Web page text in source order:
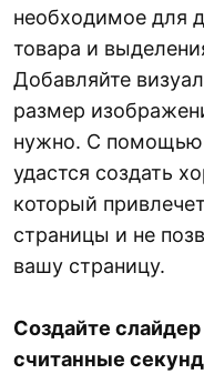
необходимое для
товара и
Добавляйте
размер
нужно. С помощью
удастся создать
который
страницы и не
вашу страницу.
Создайте
считанные